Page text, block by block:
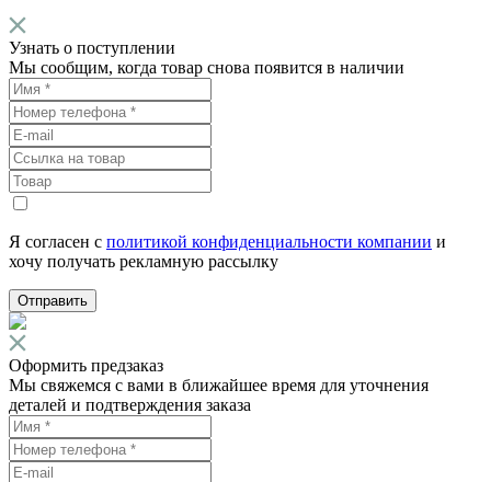
Узнать о поступлении
Мы сообщим, когда товар снова появится в наличии
Я согласен с политикой конфиденциальности компании и
хочу получать рекламную рассылку
Отправить
Оформить предзаказ
Мы свяжемся с вами в ближайшее время для уточнения
деталей и подтверждения заказа